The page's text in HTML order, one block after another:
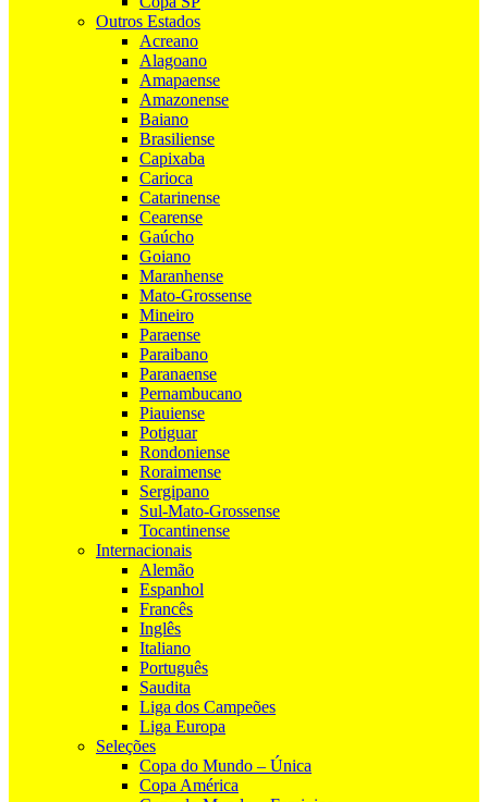
Outros Estados
Acreano
Alagoano
Amapaense
Amazonense
Baiano
Brasiliense
Capixaba
Carioca
Catarinense
Cearense
Gaúcho
Goiano
Maranhense
Mato-Grossense
Mineiro
Paraense
Paraibano
Paranaense
Pernambucano
Piauiense
Potiguar
Rondoniense
Roraimense
Sergipano
Sul-Mato-Grossense
Tocantinense
Internacionais
Alemão
Espanhol
Francês
Inglês
Italiano
Português
Saudita
Liga dos Campeões
Liga Europa
Seleções
Copa do Mundo – Única
Copa América